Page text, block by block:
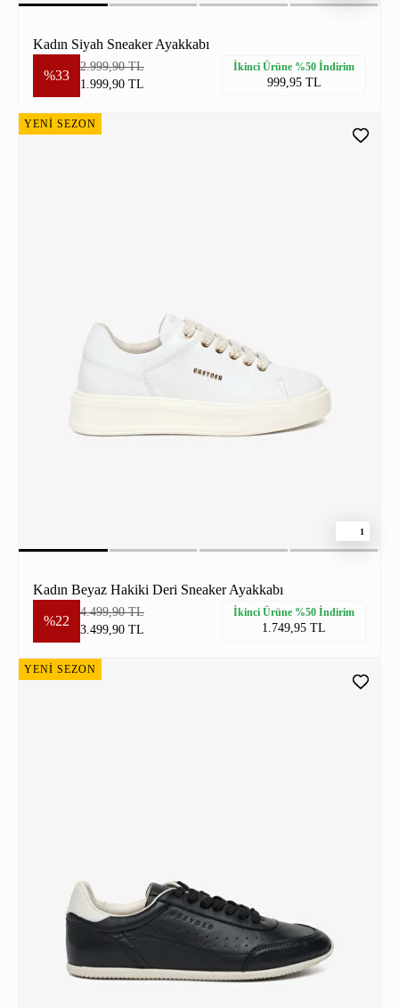
Kadın Siyah Sneaker Ayakkabı
%33
2.999,90 TL
1.999,90 TL
İkinci Ürüne %50 İndirim
999,95 TL
YENİ SEZON
1
Kadın Beyaz Hakiki Deri Sneaker Ayakkabı
%22
4.499,90 TL
3.499,90 TL
İkinci Ürüne %50 İndirim
1.749,95 TL
YENİ SEZON